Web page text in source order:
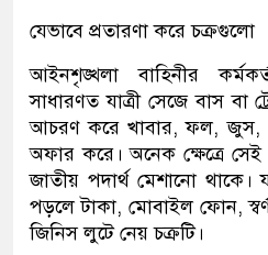
যেভাবে প্রতারণা করে চক্রগুলো
আইনশৃঙ্খলা বাহিনীর
সাধারণত যাত্রী সেজে বাস বা
আচরণ করে খাবার, ফল, জুস,
অফার করে। অনেক ক্ষেত্রে
জাতীয় পদার্থ মেশানো থাকে।
পড়লে টাকা, মোবাইল ফোন,
জিনিস লুটে নেয় চক্রটি।